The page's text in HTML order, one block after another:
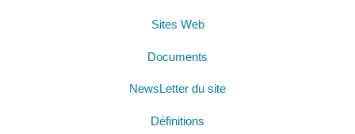
Sites Web
Documents
NewsLetter du site
Définitions